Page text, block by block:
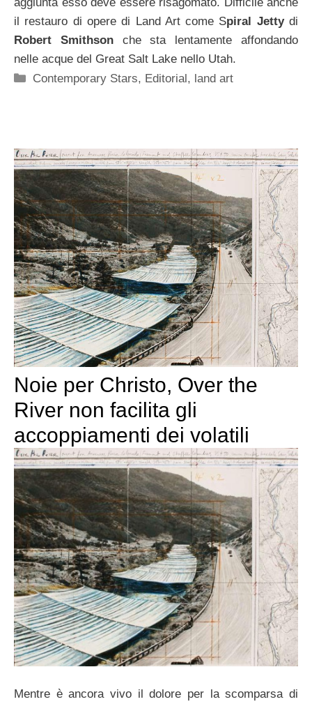
il restauro di opere di Land Art come Spiral Jettydi
Robert Smithson che sta lentamente affondando
nelle acque del Great Salt Lake nello Utah.
Categorie
Contemporary Stars, Editorial, land art
Noie per Christo, Over the
River non facilita gli
accoppiamenti dei volatili
Mentre è ancora vivo il dolore per la scomparsa di